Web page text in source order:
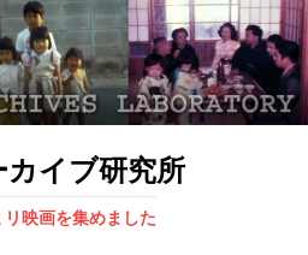
イブ研究所
映画を集めました